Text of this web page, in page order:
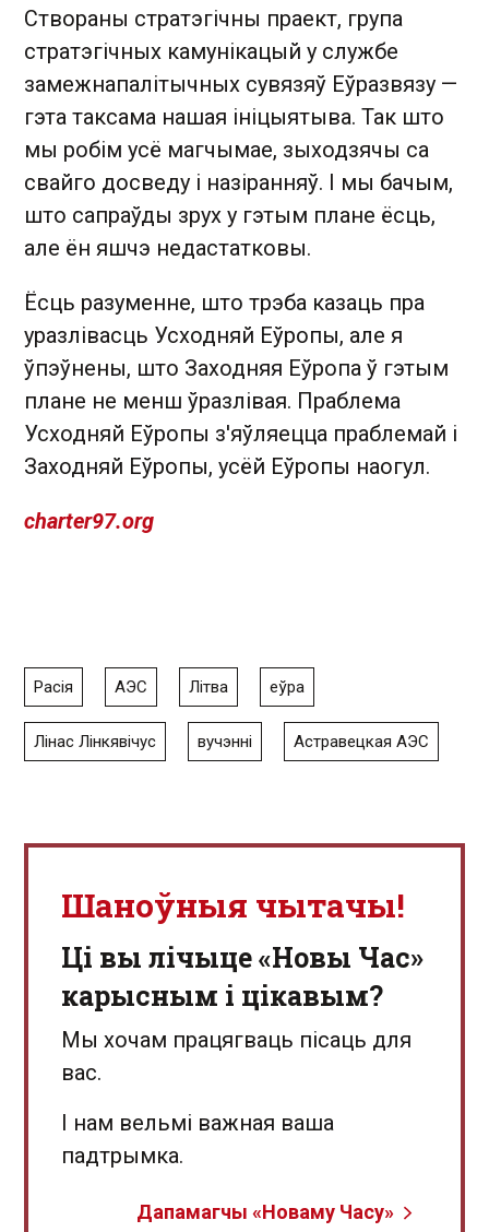
Створаны стратэгічны праект, група
стратэгічных камунікацый у службе
замежнапалітычных сувязяў Еўразвязу —
гэта таксама нашая ініцыятыва. Так што
мы робім усё магчымае, зыходзячы са
свайго досведу і назіранняў. І мы бачым,
што сапраўды зрух у гэтым плане ёсць,
але ён яшчэ недастатковы.
Ёсць разуменне, што трэба казаць пра
уразлівасць Усходняй Еўропы, але я
ўпэўнены, што Заходняя Еўропа ў гэтым
плане не менш ўразлівая. Праблема
Усходняй Еўропы з'яўляецца праблемай і
Заходняй Еўропы, усёй Еўропы наогул.
charter97.org
Расія АЭС Літва еўра
Лінас Лінкявічус вучэнні Астравецкая АЭС
Шаноўныя чытачы!
Ці вы лічыце «Новы Час»
карысным і цікавым?
Мы хочам працягваць пісаць для
вас.
І нам вельмі важная ваша
падтрымка.
Дапамагчы «Новаму Часу»